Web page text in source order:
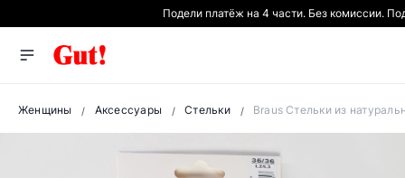
Подели платёж на 4 части. Без комиссии.
Женщины Аксессуары Стельки Braus Стельки из